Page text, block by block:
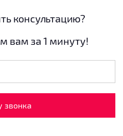
консультацию?
вам за 1 минуту!
звонка